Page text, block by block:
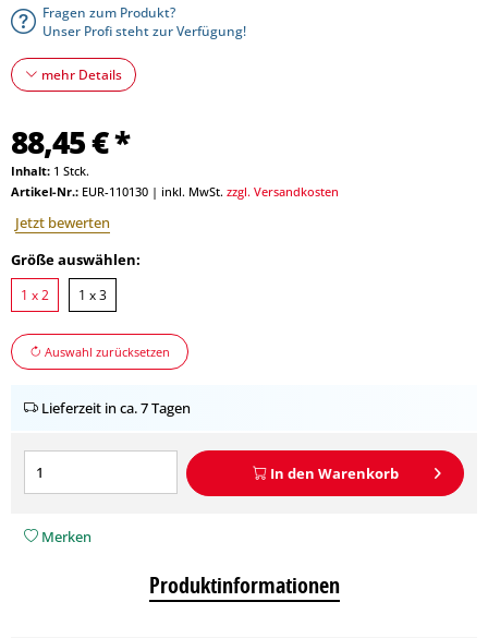
Fragen zum Produkt?
Unser Profi steht zur Verfügung!
mehr Details
88,45 € *
Inhalt: 1 Stck.
Artikel-Nr.: EUR-110130 | inkl. MwSt. zzgl. Versandkosten
Jetzt bewerten
Größe auswählen:
1 x 2 1 x 3
Auswahl zurücksetzen
Lieferzeit in ca. 7 Tagen
In den Warenkorb
Merken
Produktinformationen